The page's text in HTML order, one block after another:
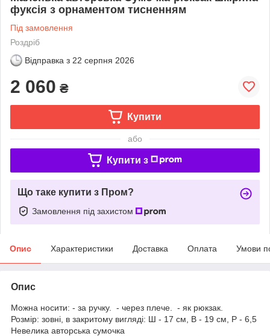
фуксія з орнаментом тисненням
Під замовлення
Роздріб
Відправка з 22 серпня 2026
2 060 ₴
Купити
або
Купити з
Що таке купити з Пром?
Замовлення під захистом
Опис Характеристики Доставка Оплата Умови
Опис
Можна носити: - за ручку. - через плече. - як рюкзак.
Розмір: зовні, в закритому вигляді: Ш - 17 см, В - 19 см, Р - 6,5
Невелика авторська сумочка